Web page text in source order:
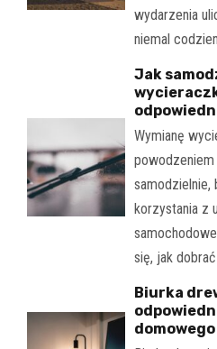
wydarzenia
niemal
Jak
Wymianę
samodzielnie,
korzystania z
się, jak
Biurka